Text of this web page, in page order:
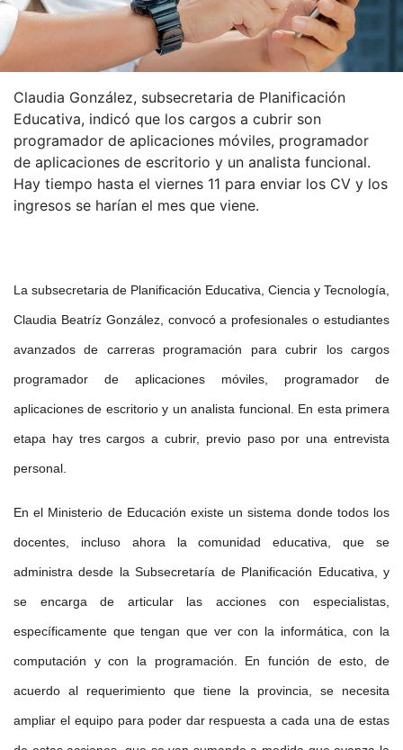
Claudia González, subsecretaria de Planificación
Educativa, indicó que los cargos a cubrir son
programador de aplicaciones móviles, programador
de aplicaciones de escritorio y un analista funcional.
Hay tiempo hasta el viernes 11 para enviar los CV y los
ingresos se harían el mes que viene.
La subsecretaria de Planificación Educativa, Ciencia y Tecnología,
Claudia Beatríz González, convocó a profesionales o estudiantes
avanzados de carreras programación para cubrir los cargos
programador de aplicaciones móviles, programador de
aplicaciones de escritorio y un analista funcional. En esta primera
etapa hay tres cargos a cubrir, previo paso por una entrevista
personal.
En el Ministerio de Educación existe un sistema donde todos los
docentes, incluso ahora la comunidad educativa, que se
administra desde la Subsecretaría de Planificación Educativa, y
se encarga de articular las acciones con especialistas,
específicamente que tengan que ver con la informática, con la
computación y con la programación. En función de esto, de
acuerdo al requerimiento que tiene la provincia, se necesita
ampliar el equipo para poder dar respuesta a cada una de estas